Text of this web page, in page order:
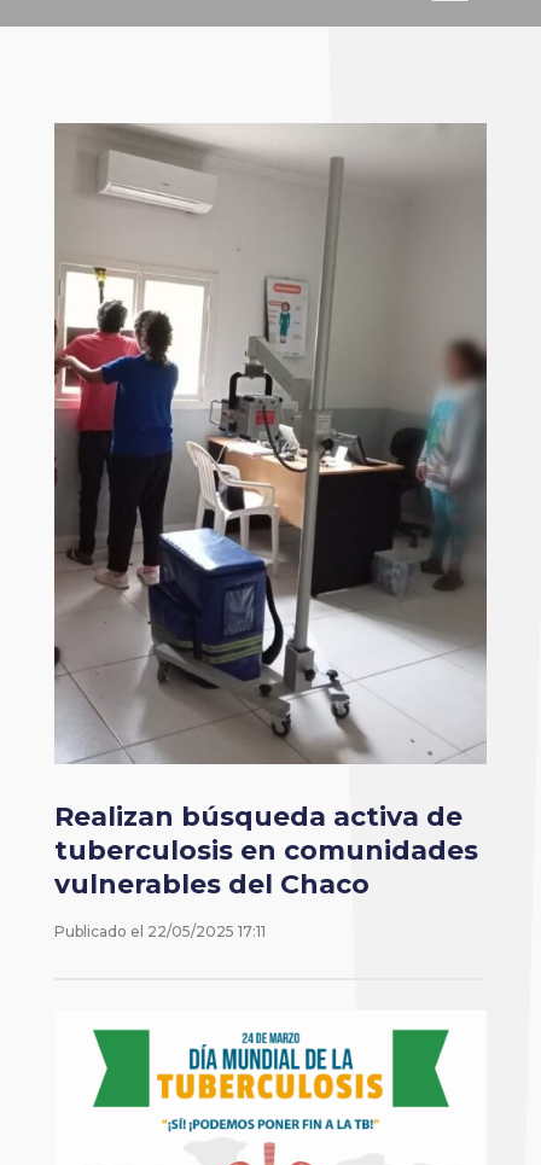
Realizan búsqueda activa de
tuberculosis en comunidades
vulnerables del Chaco
Publicado el 22/05/2025 17:11